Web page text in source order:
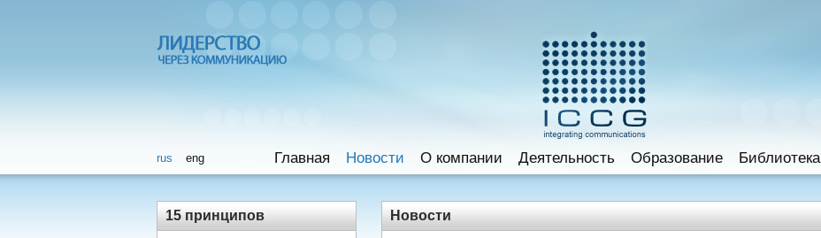
rus eng Главная Новости O компании Деятельность Образование Библиотека
15 принципов Новости